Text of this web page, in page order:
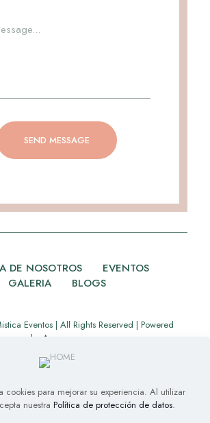
DE NOSOTROS
EVENTOS
GALERIA
BLOGS
Eventos | All Rights Reserved | Powered
by
Appverse
cookies para mejorar su experiencia. Al utilizar
nuestra Política de protección de datos.